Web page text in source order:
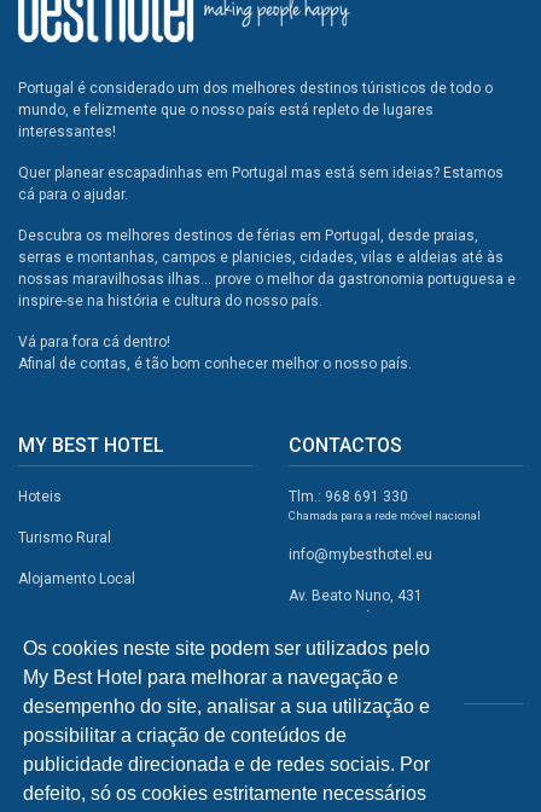
Os cookies neste site podem ser utilizados pelo
My Best Hotel para melhorar a navegação e
desempenho do site, analisar a sua utilização e
possibilitar a criação de conteúdos de
publicidade direcionada e de redes sociais. Por
defeito, só os cookies estritamente necessários
Portugal é considerado um dos melhores destinos túristicos de todo o
mundo, e felizmente que o nosso país está repleto de lugares
interessantes!
Quer planear escapadinhas em Portugal mas está sem ideias? Estamos
cá para o ajudar.
Descubra os melhores destinos de férias em Portugal, desde praias,
serras e montanhas, campos e planicies, cidades, vilas e aldeias até às
nossas maravilhosas ilhas... prove o melhor da gastronomia portuguesa e
inspire-se na história e cultura do nosso país.
Vá para fora cá dentro!
Afinal de contas, é tão bom conhecer melhor o nosso país.
MY BEST HOTEL
Hoteis
Turismo Rural
Alojamento Local
Atividades
Restaurantes
A Visitar
CONTACTOS
Tlm.: 968 691 330
Chamada para a rede móvel nacional
info@mybesthotel.eu
Av. Beato Nuno, 431
REDES SOCIAIS